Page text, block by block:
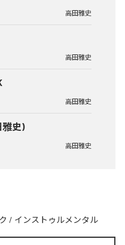
高田雅史
高田雅史
高田雅史
雅史)
高田雅史
/ インストゥルメンタル